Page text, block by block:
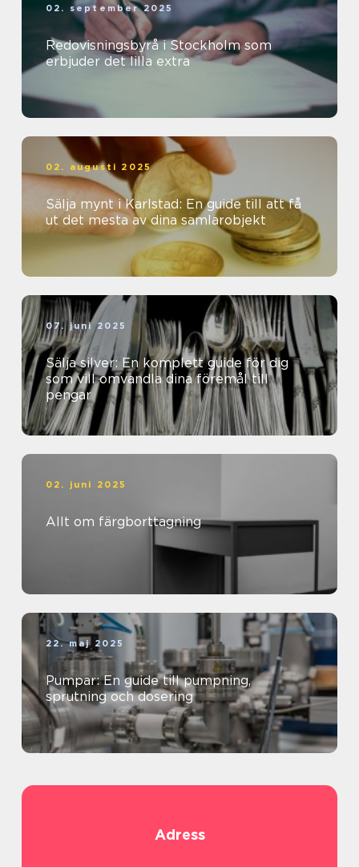
02. september 2025
Redovisningsbyrå i Stockholm som
erbjuder det lilla extra
02. augusti 2025
Sälja mynt i Karlstad: En guide till att få
ut det mesta av dina samlarobjekt
07. juni 2025
Sälja silver: En komplett guide för dig
som vill omvandla dina föremål till
pengar
02. juni 2025
Allt om färgborttagning
22. maj 2025
Pumpar: En guide till pumpning,
sprutning och dosering
Adress